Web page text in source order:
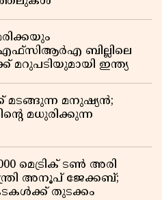
എഫ്സിആർഎ ബില്ലിലെ
ഇന്ത്യ
മടങ്ങുന്ന മനുഷ്യൻ;
മധുരിക്കുന്ന
മെട്രിക് ടൺ അരി
അനൂപ് ജേക്കബ്;
തുടക്കം